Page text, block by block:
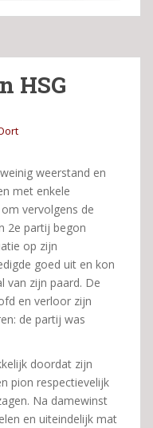
HSG
weerstand en
met enkele
vervolgens de
2e partij begon
op zijn
goed uit en kon
van zijn paard. De
en verloor zijn
de partij was
doordat zijn
pion respectievelijk
Na damewinst
en uiteindelijk mat